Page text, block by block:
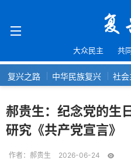
大众民主 共
复兴之路 中华民族复兴 社
郝贵生：纪念党的生
研究《共产党宣言》
作者： 郝贵生 2026-06-24